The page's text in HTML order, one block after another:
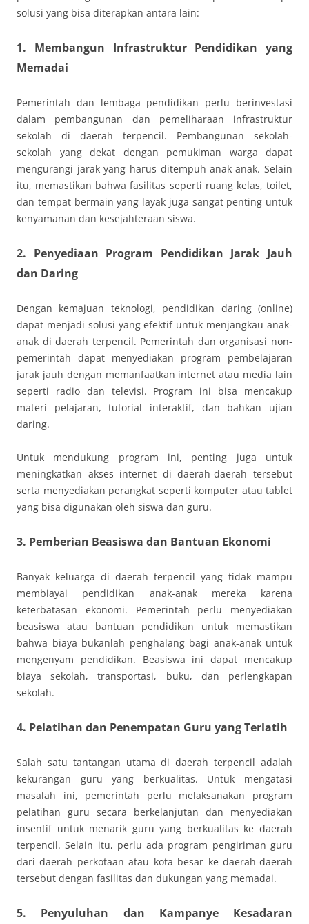
solusi yang bisa diterapkan antara lain:
1. Membangun Infrastruktur Pendidikan yang
Memadai
Pemerintah dan lembaga pendidikan perlu berinvestasi
dalam pembangunan dan pemeliharaan infrastruktur
sekolah di daerah terpencil. Pembangunan sekolah-
sekolah yang dekat dengan pemukiman warga dapat
mengurangi jarak yang harus ditempuh anak-anak. Selain
itu, memastikan bahwa fasilitas seperti ruang kelas, toilet,
dan tempat bermain yang layak juga sangat penting untuk
kenyamanan dan kesejahteraan siswa.
2. Penyediaan Program Pendidikan Jarak Jauh
dan Daring
Dengan kemajuan teknologi, pendidikan daring (online)
dapat menjadi solusi yang efektif untuk menjangkau anak-
anak di daerah terpencil. Pemerintah dan organisasi non-
pemerintah dapat menyediakan program pembelajaran
jarak jauh dengan memanfaatkan internet atau media lain
seperti radio dan televisi. Program ini bisa mencakup
materi pelajaran, tutorial interaktif, dan bahkan ujian
daring.
Untuk mendukung program ini, penting juga untuk
meningkatkan akses internet di daerah-daerah tersebut
serta menyediakan perangkat seperti komputer atau tablet
yang bisa digunakan oleh siswa dan guru.
3. Pemberian Beasiswa dan Bantuan Ekonomi
Banyak keluarga di daerah terpencil yang tidak mampu
membiayai pendidikan anak-anak mereka karena
keterbatasan ekonomi. Pemerintah perlu menyediakan
beasiswa atau bantuan pendidikan untuk memastikan
bahwa biaya bukanlah penghalang bagi anak-anak untuk
mengenyam pendidikan. Beasiswa ini dapat mencakup
biaya sekolah, transportasi, buku, dan perlengkapan
sekolah.
4. Pelatihan dan Penempatan Guru yang Terlatih
Salah satu tantangan utama di daerah terpencil adalah
kekurangan guru yang berkualitas. Untuk mengatasi
masalah ini, pemerintah perlu melaksanakan program
pelatihan guru secara berkelanjutan dan menyediakan
insentif untuk menarik guru yang berkualitas ke daerah
terpencil. Selain itu, perlu ada program pengiriman guru
dari daerah perkotaan atau kota besar ke daerah-daerah
tersebut dengan fasilitas dan dukungan yang memadai.
5. Penyuluhan dan Kampanye Kesadaran